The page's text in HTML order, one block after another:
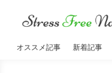
オススメ記事 新着記事